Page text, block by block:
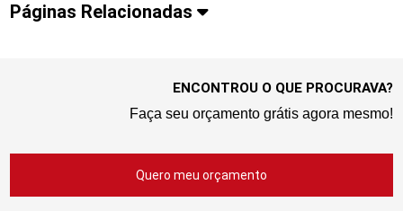
Páginas Relacionadas
ENCONTROU O QUE PROCURAVA?
Faça seu orçamento grátis agora mesmo!
Quero meu orçamento